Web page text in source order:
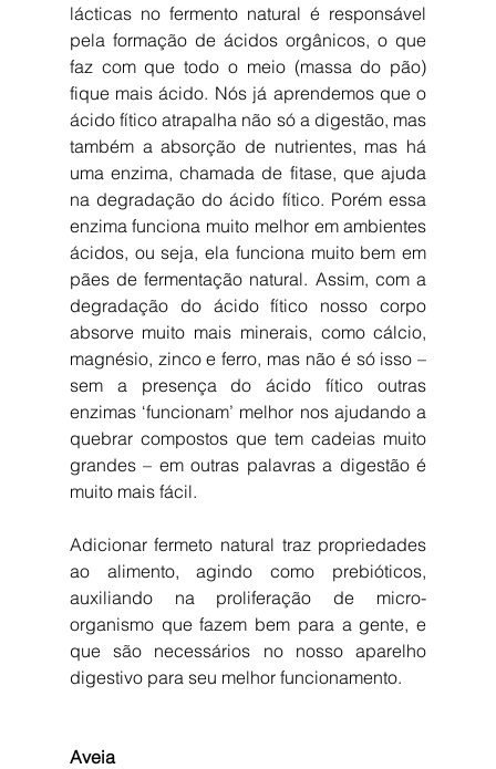
lácticas no fermento natural é responsável
pela formação de ácidos orgânicos, o que
faz com que todo o meio (massa do pão)
fique mais ácido. Nós já aprendemos que o
ácido fítico atrapalha não só a digestão, mas
também a absorção de nutrientes, mas há
uma enzima, chamada de fitase, que ajuda
na degradação do ácido fítico. Porém essa
enzima funciona muito melhor em ambientes
ácidos, ou seja, ela funciona muito bem em
pães de fermentação natural. Assim, com a
degradação do ácido fítico nosso corpo
absorve muito mais minerais, como cálcio,
magnésio, zinco e ferro, mas não é só isso –
sem a presença do ácido fítico outras
enzimas ‘funcionam’ melhor nos ajudando a
quebrar compostos que tem cadeias muito
grandes – em outras palavras a digestão é
muito mais fácil.
Adicionar fermeto natural traz propriedades
ao alimento, agindo como prebióticos,
auxiliando na proliferação de micro-
organismo que fazem bem para a gente, e
que são necessários no nosso aparelho
digestivo para seu melhor funcionamento.
Aveia